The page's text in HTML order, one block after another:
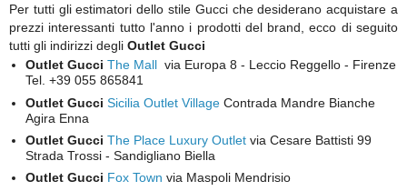
Per tutti gli estimatori dello stile Gucci che desiderano acquistare a
prezzi interessanti tutto l'anno i prodotti del brand, ecco di seguito
tutti gli indirizzi degli Outlet Gucci
Outlet Gucci The Mall via Europa 8 - Leccio Reggello - Firenze
Tel. +39 055 865841
Outlet Gucci Sicilia Outlet Village Contrada Mandre Bianche
Agira Enna
Outlet Gucci The Place Luxury Outlet via Cesare Battisti 99
Strada Trossi - Sandigliano Biella
Outlet Gucci Fox Town via Maspoli Mendrisio